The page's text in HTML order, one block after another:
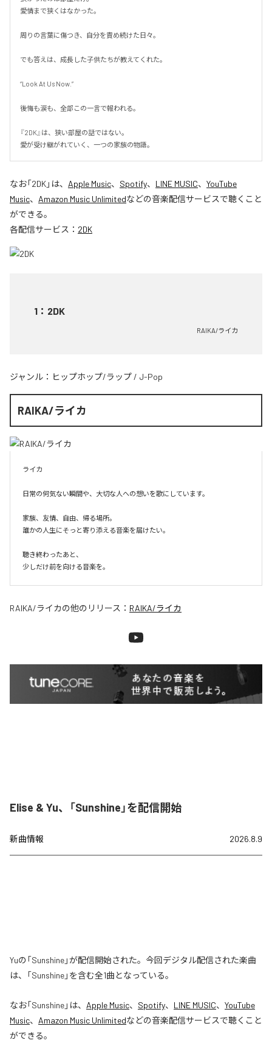
愛情まで狭くはなかった。
周りの言葉に傷つき、自分を責め続けた日々。
でも答えは、成長した子供たちが教えてくれた。
“Look At Us Now.”
後悔も涙も、全部この一言で報われる。
『2DK』は、狭い部屋の話ではない。
愛が受け継がれていく、一つの家族の物語。
なお「2DK」は、 Apple Music、 Spotify、 LINE MUSIC、 YouTube
Music、 Amazon Music Unlimitedなどの音楽配信サービスで聴くこと
ができる。
各配信サービス： 2DK
1 ： 2DK
RAIKA/ライカ
ジャンル： ヒップホップ/ラップ / J-Pop
RAIKA/ライカ
ライカ
日常の何気ない瞬間や、大切な人への想いを歌にしています。
家族、友情、自由、帰る場所。
誰かの人生にそっと寄り添える音楽を届けたい。
聴き終わったあと、
少しだけ前を向ける音楽を。
RAIKA/ライカの他のリリース： RAIKA/ライカ
Elise & Yu、「Sunshine」を配信開始
新曲情報 2026.8.9
Yuの「Sunshine」が配信開始された。今回デジタル配信された楽曲
は、「Sunshine」を含む全1曲となっている。
なお「Sunshine」は、 Apple Music、 Spotify、 LINE MUSIC、 YouTube
Music、 Amazon Music Unlimitedなどの音楽配信サービスで聴くこと
ができる。